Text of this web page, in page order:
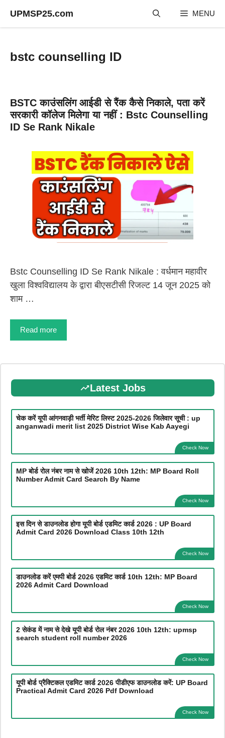
UPMSP25.com MENU
bstc counselling ID
BSTC काउंसलिंग आईडी से रैंक कैसे निकाले, पता करें
सरकारी कॉलेज मिलेगा या नहीं : Bstc Counselling
ID Se Rank Nikale
Bstc Counselling ID Se Rank Nikale : वर्धमान महावीर
खुला विश्वविद्यालय के द्वारा बीएसटीसी रिजल्ट 14 जून 2025 को
शाम …
Read more
Latest Jobs
चेक करें यूपी आंगनवाड़ी भर्ती मेरिट लिस्ट 2025-2026 जिलेवार सूची : up
anganwadi merit list 2025 District Wise Kab Aayegi
Check Now
MP बोर्ड रोल नंबर नाम से खोजें 2026 10th 12th: MP Board Roll
Number Admit Card Search By Name
Check Now
इस दिन से डाउनलोड होगा यूपी बोर्ड एडमिट कार्ड 2026 : UP Board
Admit Card 2026 Download Class 10th 12th
Check Now
डाउनलोड करें एमपी बोर्ड 2026 एडमिट कार्ड 10th 12th: MP Board
2026 Admit Card Download
Check Now
2 सेकंड में नाम से देखे यूपी बोर्ड रोल नंबर 2026 10th 12th: upmsp
search student roll number 2026
Check Now
यूपी बोर्ड प्रैक्टिकल एडमिट कार्ड 2026 पीडीएफ डाउनलोड करें: UP Board
Practical Admit Card 2026 Pdf Download
Check Now